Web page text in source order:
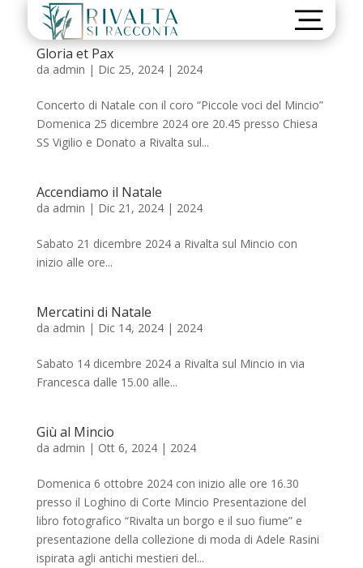
Gloria et Pax
da admin | Dic 25, 2024| 2024
Concerto di Natale con il coro “Piccole voci del Mincio”
Domenica 25 dicembre 2024 ore 20.45 presso Chiesa
SS Vigilio e Donato a Rivalta sul...
Accendiamo il Natale
da admin | Dic 21, 2024| 2024
Sabato 21 dicembre 2024 a Rivalta sul Mincio con
inizio alle ore...
Mercatini di Natale
da admin | Dic 14, 2024| 2024
Sabato 14 dicembre 2024 a Rivalta sul Mincio in via
Francesca dalle 15.00 alle...
Giù al Mincio
da admin | Ott 6, 2024| 2024
Domenica 6 ottobre 2024 con inizio alle ore 16.30
presso il Loghino di Corte Mincio Presentazione del
libro fotografico “Rivalta un borgo e il suo fiume” e
presentazione della collezione di moda di Adele Rasini
ispirata agli antichi mestieri del...